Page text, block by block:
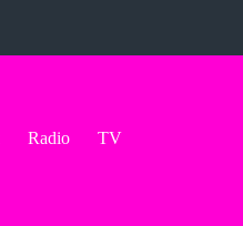
Radio TV